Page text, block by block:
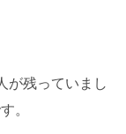
が残っていまし
。